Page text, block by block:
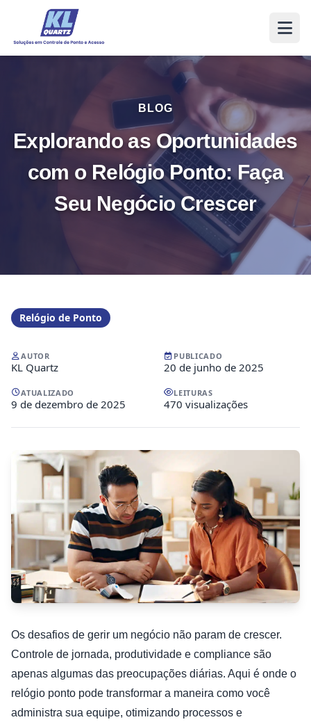
BLOG
Explorando as Oportunidades
com o Relógio Ponto: Faça
Seu Negócio Crescer
Relógio de Ponto
AUTOR
KL Quartz
PUBLICADO
20 de junho de 2025
ATUALIZADO
9 de dezembro de 2025
LEITURAS
470 visualizações
Os desafios de gerir um negócio não param de crescer.
Controle de jornada, produtividade e compliance são
apenas algumas das preocupações diárias. Aqui é onde o
relógio ponto pode transformar a maneira como você
administra sua equipe, otimizando processos e